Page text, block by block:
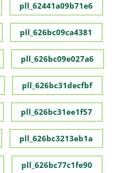
pll_62441a09b71e6
pll_626bc09ca4381
pll_626bc09e027a6
pll_626bc31decfbf
pll_626bc31ee1f57
pll_626bc3213eb1a
pll_626bc77c1fe90